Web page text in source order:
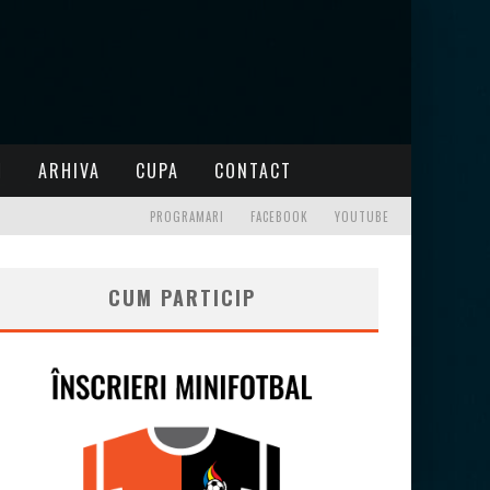
ARHIVA CUPA CONTACT
PROGRAMARI FACEBOOK YOUTUBE
CUM PARTICIP